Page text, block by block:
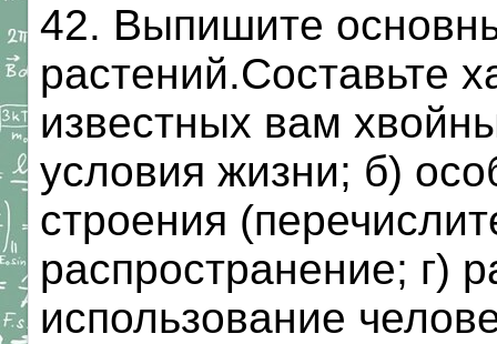
42. Выпишите
растений.Составьте
известных вам
условия жизни; б)
строения
распространение; г)
использование